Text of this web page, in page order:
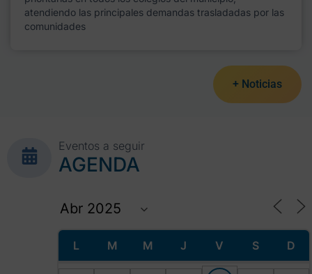
atendiendo las principales demandas trasladadas por las
comunidades
+ Noticias
Eventos a seguir
AGENDA
L M M J V S D